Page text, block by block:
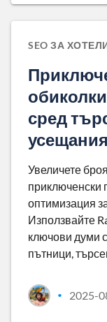
SEO ЗА
сред
усещания
Увеличете
приключенски
оптимизация
Използвайте
ключови думи
пътници,
• 2025-